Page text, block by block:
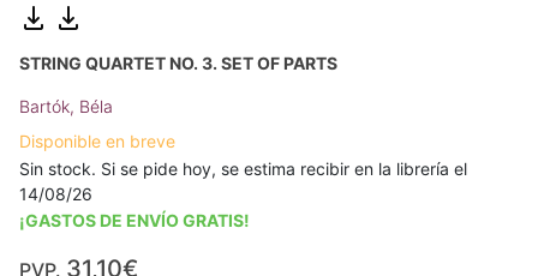
STRING QUARTET NO. 3. SET OF PARTS
Bartók, Béla
Disponible en breve
Sin stock. Si se pide hoy, se estima recibir en la librería el
14/08/26
¡GASTOS DE ENVÍO GRATIS!
PVP. 31,10€